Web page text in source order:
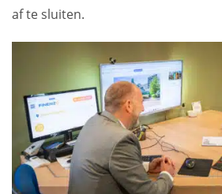
af te sluiten.